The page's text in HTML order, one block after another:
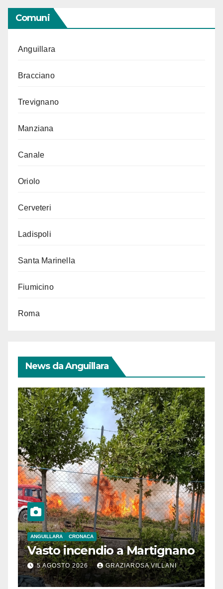
Comuni
Anguillara
Bracciano
Trevignano
Manziana
Canale
Oriolo
Cerveteri
Ladispoli
Santa Marinella
Fiumicino
Roma
News da Anguillara
ANGUILLARA CRONACA
Vasto incendio a Martignano
5 AGOSTO 2026 GRAZIAROSA VILLANI